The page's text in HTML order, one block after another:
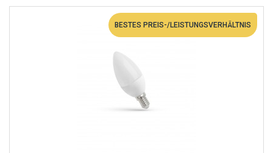
BESTES PREIS-/LEISTUNGSVERHÄLTNIS